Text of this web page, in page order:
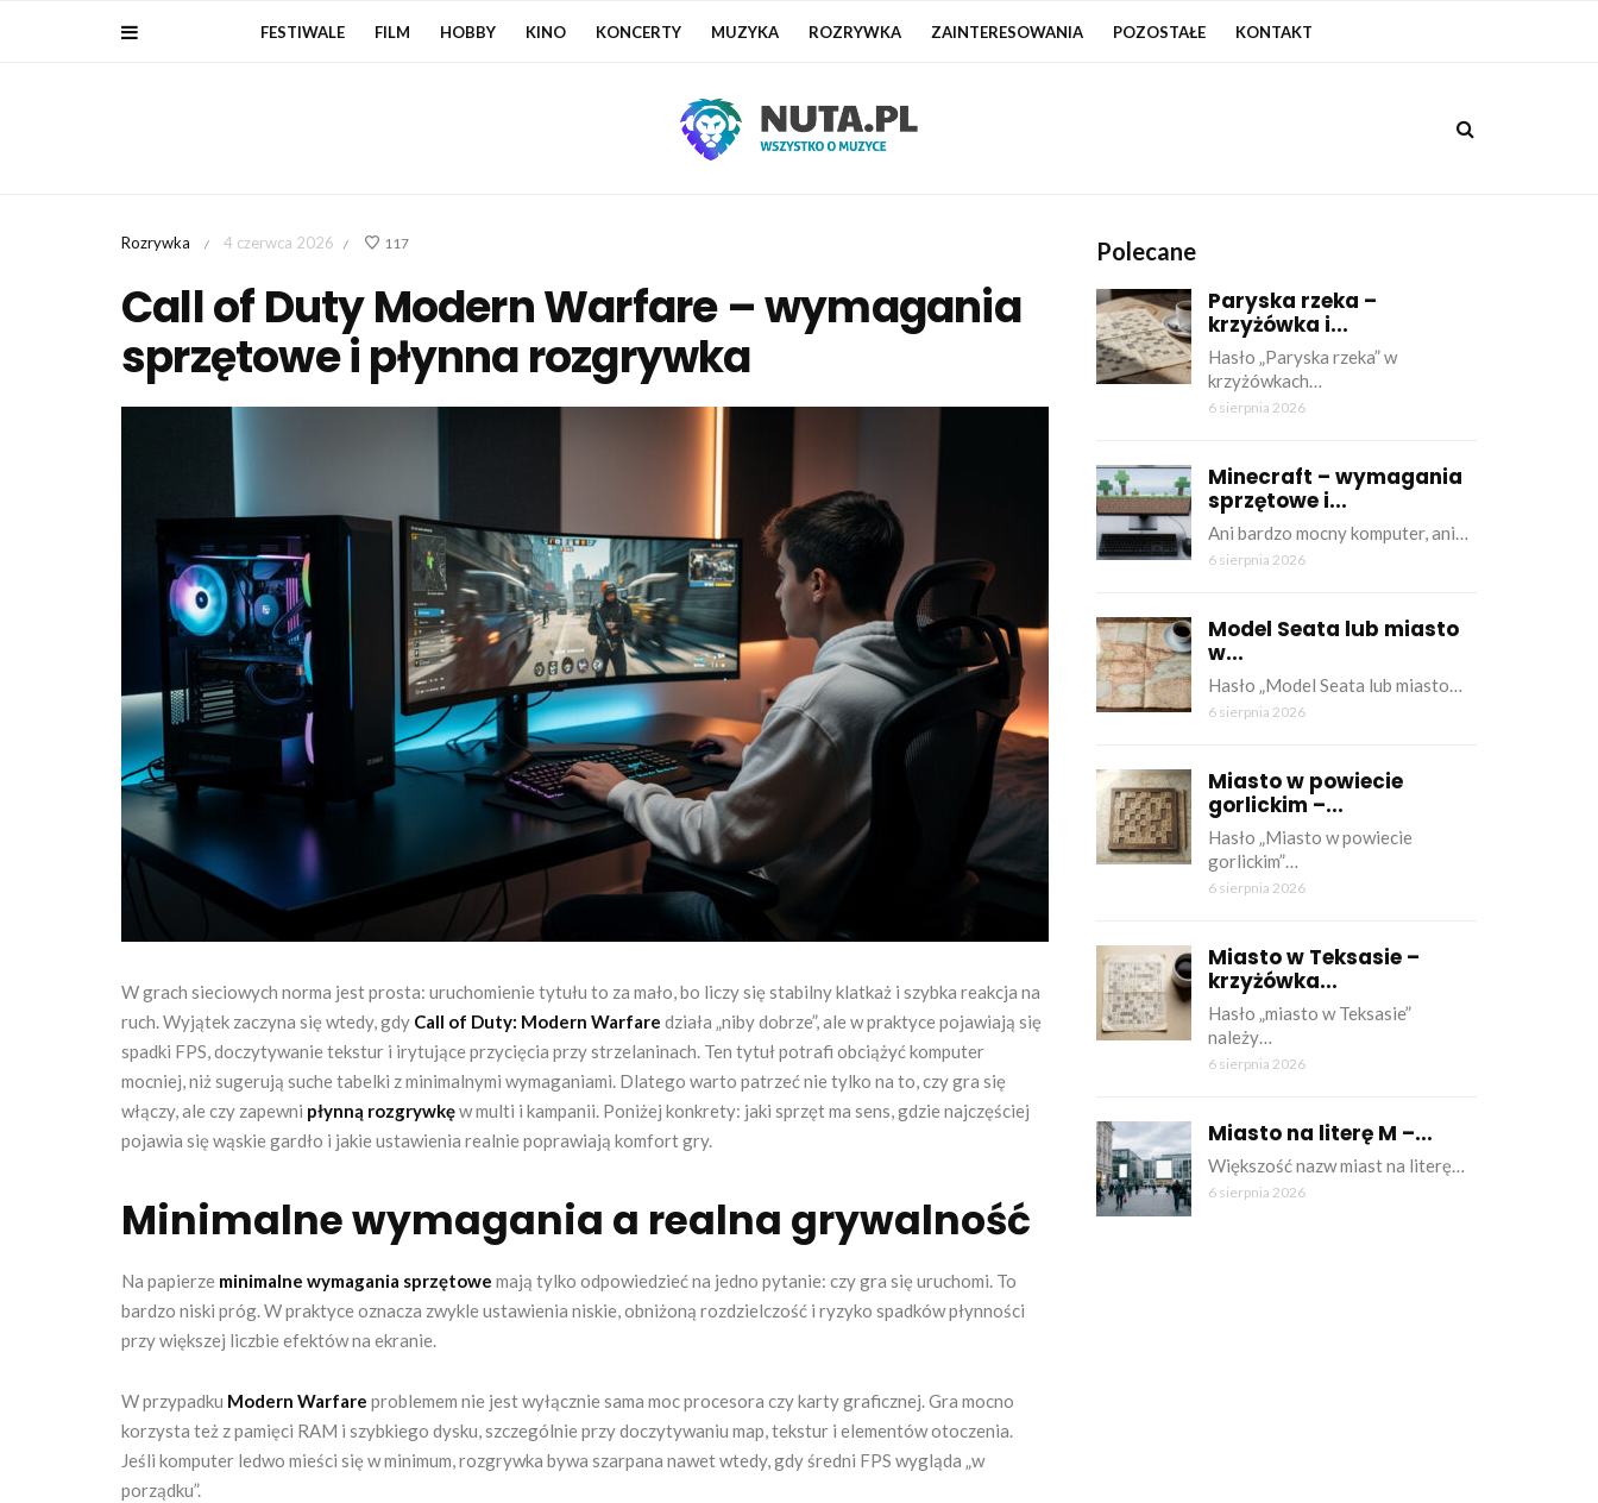
FESTIWALE FILM HOBBY KINO KONCERTY MUZYKA ROZRYWKA ZAINTERESOWANIA POZOSTAŁE KONTAKT
Rozrywka / 4 czerwca 2026 / 117
Call of Duty Modern Warfare – wymagania
sprzętowe i płynna rozgrywka
W grach sieciowych norma jest prosta: uruchomienie tytułu to za mało, bo liczy się stabilny klatkaż i szybka reakcja na
ruch. Wyjątek zaczyna się wtedy, gdy Call of Duty: Modern Warfare działa „niby dobrze”, ale w praktyce pojawiają się
spadki FPS, doczytywanie tekstur i irytujące przycięcia przy strzelaninach. Ten tytuł potrafi obciążyć komputer
mocniej, niż sugerują suche tabelki z minimalnymi wymaganiami. Dlatego warto patrzeć nie tylko na to, czy gra się
włączy, ale czy zapewni płynną rozgrywkęw multi i kampanii. Poniżej konkrety: jaki sprzęt ma sens, gdzie najczęściej
pojawia się wąskie gardło i jakie ustawienia realnie poprawiają komfort gry.
Minimalne wymagania a realna grywalność
Na papierze minimalne wymagania sprzętowe mają tylko odpowiedzieć na jedno pytanie: czy gra się uruchomi. To
bardzo niski próg. W praktyce oznacza zwykle ustawienia niskie, obniżoną rozdzielczość i ryzyko spadków płynności
przy większej liczbie efektów na ekranie.
W przypadku Modern Warfare problemem nie jest wyłącznie sama moc procesora czy karty graficznej. Gra mocno
korzysta też z pamięci RAM i szybkiego dysku, szczególnie przy doczytywaniu map, tekstur i elementów otoczenia.
Jeśli komputer ledwo mieści się w minimum, rozgrywka bywa szarpana nawet wtedy, gdy średni FPS wygląda „w
porządku”.
Polecane
Paryska rzeka –
krzyżówka i...
Hasło „Paryska rzeka” w
krzyżówkach…
6 sierpnia 2026
Minecraft – wymagania
sprzętowe i...
Ani bardzo mocny komputer, ani…
6 sierpnia 2026
Model Seata lub miasto
w...
Hasło „Model Seata lub miasto…
6 sierpnia 2026
Miasto w powiecie
gorlickim –...
Hasło „Miasto w powiecie
gorlickim”…
6 sierpnia 2026
Miasto w Teksasie –
krzyżówka...
Hasło „miasto w Teksasie”
należy…
6 sierpnia 2026
Miasto na literę M –...
Większość nazw miast na literę…
6 sierpnia 2026